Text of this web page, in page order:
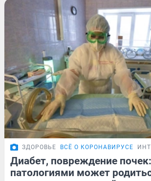
ЗДОРОВЬЕ ВСЁ О КОРОНАВИРУСЕ
Диабет, повреждение
патологиями может